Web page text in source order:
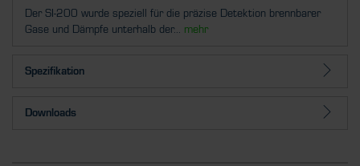
Der SI-200 wurde speziell für die präzise Detektion brennbarer
Gase und Dämpfe unterhalb der... mehr
Spezifikation
Downloads